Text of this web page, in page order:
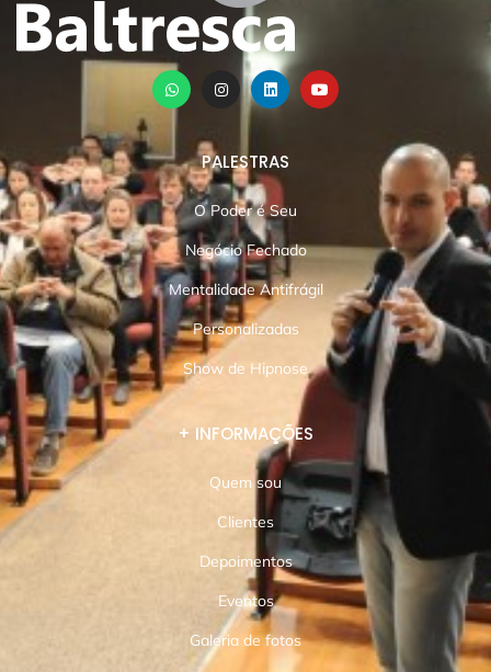
PALESTRAS
O Poder é Seu
Negócio Fechado
Mentalidade Antifrágil
Personalizadas
Show de Hipnose
+ INFORMAÇÕES
Quem sou
Clientes
Depoimentos
Eventos
Galeria de fotos